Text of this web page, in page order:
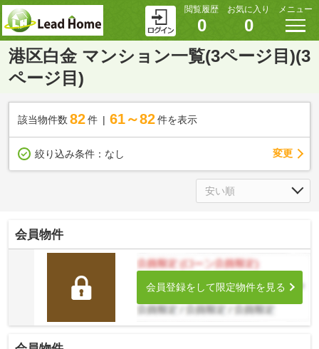
閲覧履歴
0
お気に入り
0
メニュー
港区白金 マンション一覧(3ページ目)(3
ページ目)
該当物件数 82件 61～82 件を表示
絞り込み条件： なし 変更
会員物件
会員登録をして限定物件を見る